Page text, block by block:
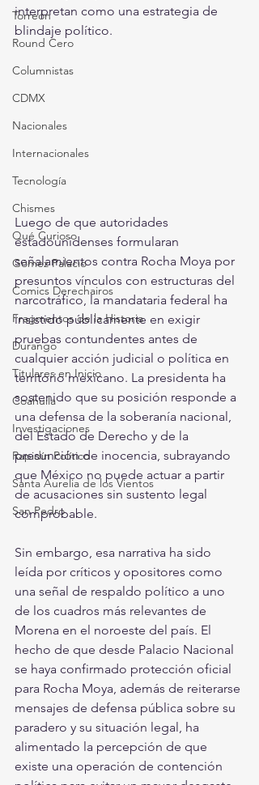
Torreón
Round Cero
Columnistas
CDMX
Nacionales
Internacionales
Tecnología
Chismes
Qué Curioso
Gómez Palacio
Comics Derechairos
Fragmentos de la Historia
Durango
Titulares en Inicio
Coahuila
Investigaciones
Rapidín Político
Santa Aurelia de los Vientos
San Pedro
interpretan como una estrategia de
blindaje político.
Luego de que autoridades
estadounidenses formularan
señalamientos contra Rocha Moya por
presuntos vínculos con estructuras del
narcotráfico, la mandataria federal ha
insistido públicamente en exigir
pruebas contundentes antes de
cualquier acción judicial o política en
territorio mexicano. La presidenta ha
sostenido que su posición responde a
una defensa de la soberanía nacional,
del Estado de Derecho y de la
presunción de inocencia, subrayando
que México no puede actuar a partir
de acusaciones sin sustento legal
comprobable.
Sin embargo, esa narrativa ha sido
leída por críticos y opositores como
una señal de respaldo político a uno
de los cuadros más relevantes de
Morena en el noroeste del país. El
hecho de que desde Palacio Nacional
se haya confirmado protección oficial
para Rocha Moya, además de reiterarse
mensajes de defensa pública sobre su
paradero y su situación legal, ha
alimentado la percepción de que
existe una operación de contención